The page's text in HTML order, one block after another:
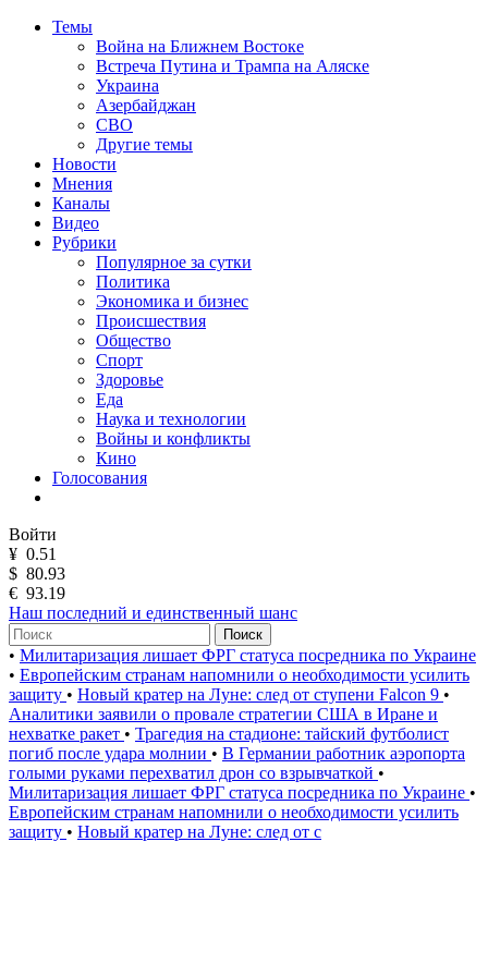
Темы
Война на Ближнем Востоке
Встреча Путина и Трампа на Аляске
Украина
Азербайджан
СВО
Другие темы
Новости
Мнения
Каналы
Видео
Рубрики
Популярное за сутки
Политика
Экономика и бизнес
Происшествия
Общество
Спорт
Здоровье
Еда
Наука и технологии
Войны и конфликты
Кино
Голосования
Войти
¥ 0.51
$ 80.93
€ 93.19
Наш последний и единственный шанс
Поиск
• Милитаризация лишает ФРГ статуса посредника по Украине
• Европейским странам напомнили о необходимости усилить
защиту • Новый кратер на Луне: след от ступени Falcon 9 •
Аналитики заявили о провале стратегии США в Иране и
нехватке ракет • Трагедия на стадионе: тайский футболист
погиб после удара молнии • В Германии работник аэропорта
голыми руками перехватил дрон со взрывчаткой •
Милитаризация лишает ФРГ статуса посредника по Украине •
Европейским странам напомнили о необходимости усилить
защиту • Новый кратер на Луне: след от с